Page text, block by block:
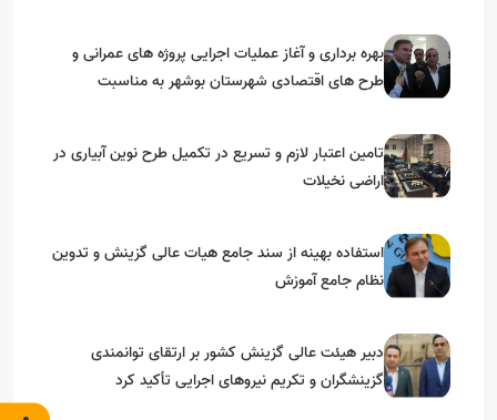
بهره برداری و آغاز عملیات اجرایی پروژه های عمرانی و
طرح های اقتصادی شهرستان بوشهر به مناسبت
تامین اعتبار لازم و تسریع در تکمیل طرح نوین آبیاری در
اراضی نخیلات
استفاده بهینه از سند جامع هیات عالی گزینش و‌ تدوین
نظام جامع آموزش
دبیر هیئت عالی گزینش کشور بر ارتقای توانمندی
گزینشگران و تکریم نیروهای اجرایی تأکید کرد